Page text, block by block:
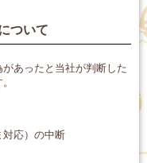
ついて
あったと当社が判断した
応）の中断